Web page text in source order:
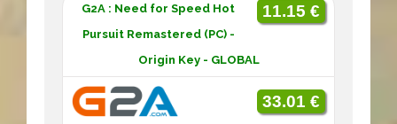
11.15 €
G2A : Need for Speed Hot
Pursuit Remastered (PC) -
Origin Key - GLOBAL
33.01 €